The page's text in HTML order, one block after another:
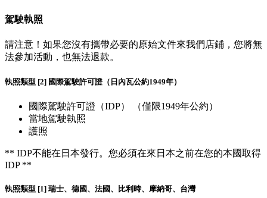
駕駛執照
請注意！如果您沒有攜帶必要的原始文件來我們店鋪，您將無
法參加活動，也無法退款。
執照類型 [2] 國際駕駛許可證（日內瓦公約1949年）
國際駕駛許可證（IDP） （僅限1949年公約）
當地駕駛執照
護照
** IDP不能在日本發行。您必須在來日本之前在您的本國取得
IDP **
執照類型 [1] 瑞士、德國、法國、比利時、摩納哥、台灣